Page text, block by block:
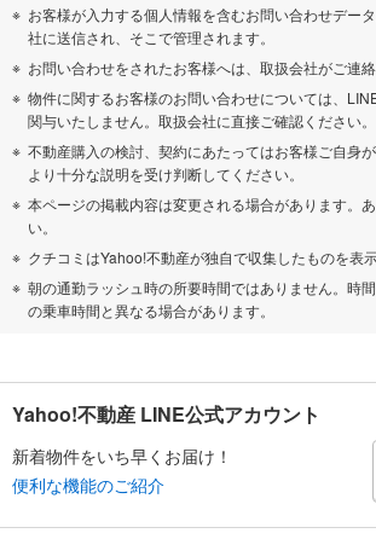
お客様が入力する個人情報を含むお問い合わせデー
社に送信され、そこで管理されます。
お問い合わせをされたお客様へは、取扱会社がご連絡
物件に関するお客様のお問い合わせについては、
関与いたしません。取扱会社に直接ご確認ください。
不動産購入の検討、契約にあたってはお客様ご自身
より十分な説明を受け判断してください。
本ページの掲載内容は変更される場合があります。
い。
クチコミはYahoo!不動産が独自で収集したものを表示
朝の通勤ラッシュ時の所要時間ではありません。時
の乗車時間と異なる場合があります。
Yahoo!不動産 LINE公式アカウント
新着物件をいち早くお届け！
便利な機能のご紹介